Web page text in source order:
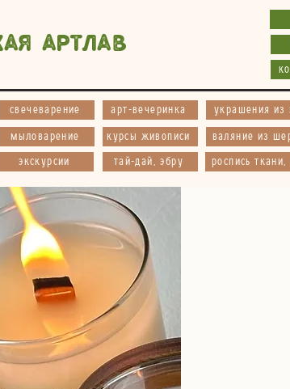
АртЛав
свечеварение арт-вечеринка украшения из
мыловарение
экскурсии
курсы живописи
тай-дай, эбру
валяние из
роспись